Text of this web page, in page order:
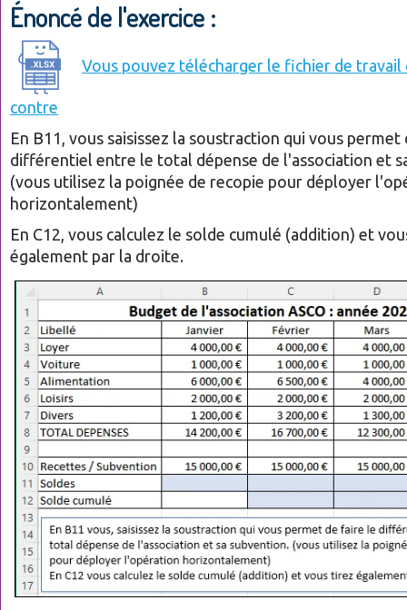
Énoncé de l'exercice :
Vous pouvez télécharger le fichier de travail
contre
En B11, vous saisissez la soustraction qui vous permet
différentiel entre le total dépense de l'association et
(vous utilisez la poignée de recopie pour déployer
horizontalement)
En C12, vous calculez le solde cumulé (addition) et
également par la droite.